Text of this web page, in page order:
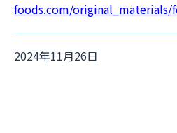
foods.com/original_materials/
2024年11月26日